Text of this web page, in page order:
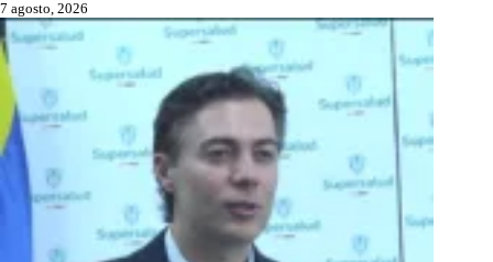
7 agosto, 2026